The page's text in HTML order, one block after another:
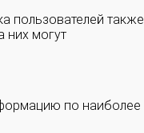
пользователей также
них могут
по наиболее